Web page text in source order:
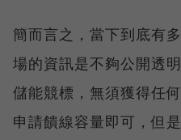
簡而言之，當下到底有
場的資訊是不夠公開透
儲能競標，無須獲得任
申請饋線容量即可，但